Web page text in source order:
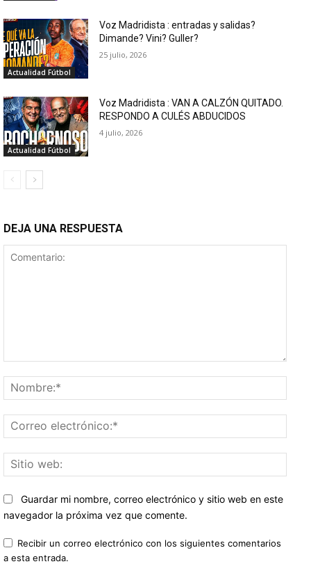
Actualidad Fútbol
Voz Madridista : entradas y salidas?
Dimande? Vini? Guller?
25 julio, 2026
Actualidad Fútbol
Voz Madridista : VAN A CALZÓN QUITADO.
RESPONDO A CULÉS ABDUCIDOS
4 julio, 2026
DEJA UNA RESPUESTA
web:
Guardar mi nombre, correo electrónico y sitio web en este
navegador la próxima vez que comente.
Recibir un correo electrónico con los siguientes comentarios
a esta entrada.